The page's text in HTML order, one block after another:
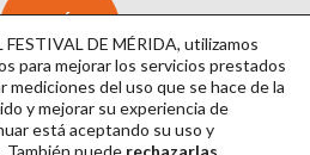
SUSCRÍBETE
AL BOLETÍNDE MÉRIDA, utilizamos
para mejorar los servicios prestados
mediciones del uso que se hace de la
y mejorar su experiencia de
está aceptando su uso y
También puede rechazarlas